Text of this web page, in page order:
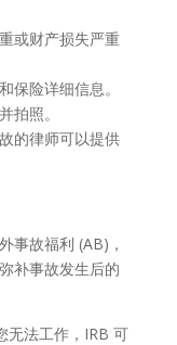
或财产损失严重
保险详细信息。
拍照。
的律师可以提供
事故福利 (AB)，
补事故发生后的
无法工作，IRB 可